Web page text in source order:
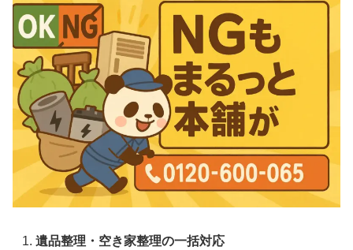
遺品整理・空き家整理の一括対応